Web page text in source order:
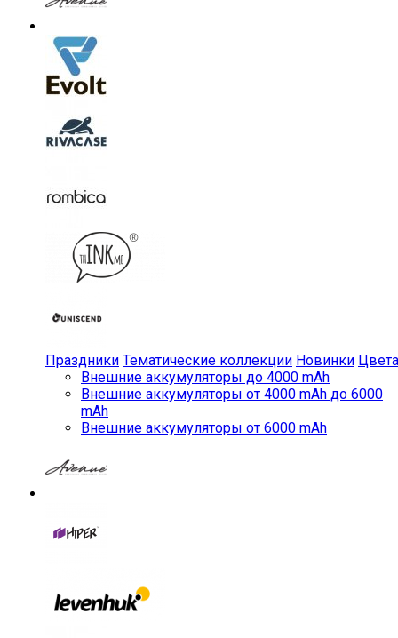
Праздники Тематические коллекции Новинки Цвета
Внешние аккумуляторы до 4000 mAh
Внешние аккумуляторы от 4000 mAh до 6000
mAh
Внешние аккумуляторы от 6000 mAh